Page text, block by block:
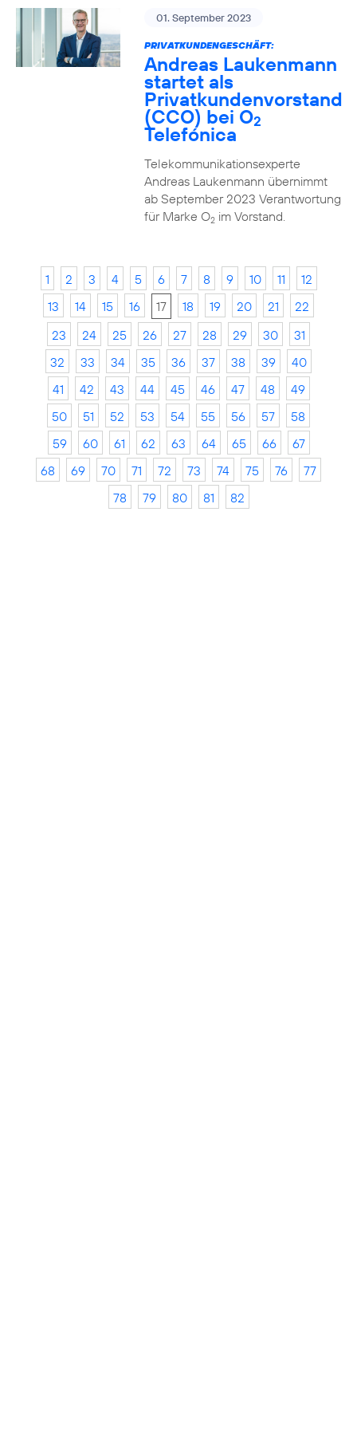
01. September 2023
PRIVATKUNDENGESCHÄFT:
Andreas Laukenmann
startet als
Privatkundenvorstand
(CCO) bei O2
Telefónica
Telekommunikationsexperte
Andreas Laukenmann übernimmt
ab September 2023 Verantwortung
für Marke O2im Vorstand.
1 2 3 4 5 6 7 8 9 10 11
12
13
14 15 16 17 18 19 20 21
22
23
24 25 26 27 28 29 30
31
32
33 34 35 36 37 38 39
40
41
42 43 44 45 46 47 48
49
50
51 52 53 54 55 56 57
58
59
60 61 62 63 64 65 66
67
68
69 70 71 72 73 74 75 76
77
78
79 80 81 82